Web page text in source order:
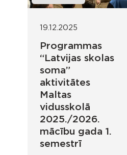
19.12.2025
Programmas
“Latvijas skolas
soma”
aktivitātes
Maltas
vidusskolā
2025./2026.
mācību gada 1.
semestrī